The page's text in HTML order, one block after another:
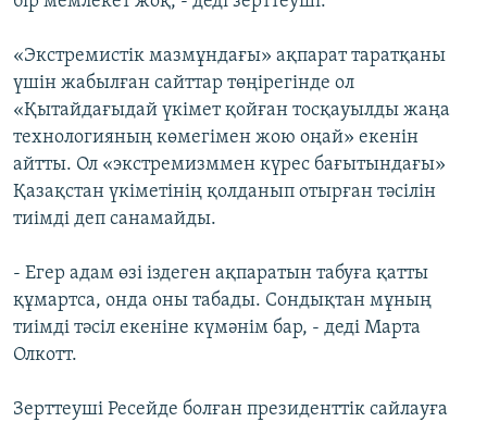
«Экстремистік мазмұндағы» ақпарат таратқаны
үшін жабылған сайттар төңірегінде ол
«Қытайдағыдай үкімет қойған тосқауылды жаңа
технологияның көмегімен жою оңай» екенін
айтты. Ол «экстремизммен күрес бағытындағы»
Қазақстан үкіметінің қолданып отырған тәсілін
тиімді деп санамайды.
- Егер адам өзі іздеген ақпаратын табуға қатты
құмартса, онда оны табады. Сондықтан мұның
тиімді тәсіл екеніне күмәнім бар, - деді Марта
Олкотт.
Зерттеуші Ресейде болған президенттік сайлауға